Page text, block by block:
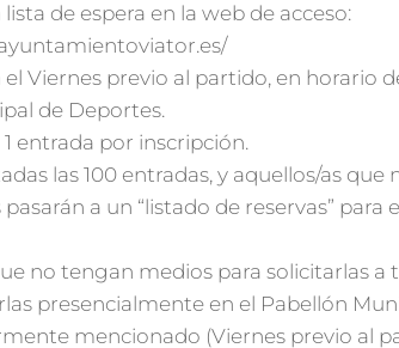
lista de espera en la web de acceso:
el Viernes previo al partido, en horario
de Deportes.
entrada por inscripción.
las 100 entradas, y aquellos/as
a un “listado de reservas”
no tengan medios para solicitarlas a
presencialmente en el Pabellón
mencionado (Viernes previo al